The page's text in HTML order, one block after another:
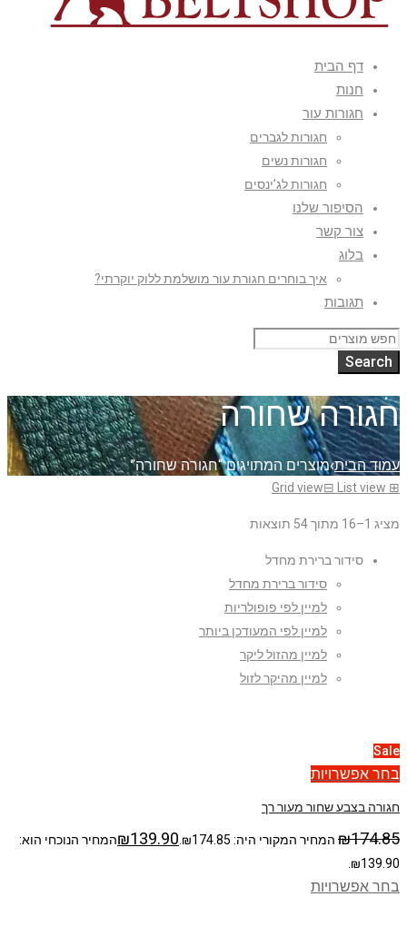
דף הבית
חנות
חגורות עור
חגורות לגברים
חגורות נשים
חגורות לג’ינסים
הסיפור שלנו
צור קשר
בלוג
איך בוחרים חגורת עור מושלמת ללוק יוקרתי?
תגובות
חגורה שחורה
עמוד הבית›מוצרים המתויגים “חגורה שחורה”
⊞
Grid view⊟ List view
מציג 1–16 מתוך 54 תוצאות
סידור ברירת מחדל
סידור ברירת מחדל
למיין לפי פופולריות
למיין לפי המעודכן ביותר
למיין מהזול ליקר
למיין מהיקר לזול
Sale
בחר אפשרויות
חגורה בצבע שחור מעור רך
₪174.85 המחיר המקורי היה: ₪174.85. ₪139.90
המחיר הנוכחי הוא:
₪139.90.
בחר אפשרויות